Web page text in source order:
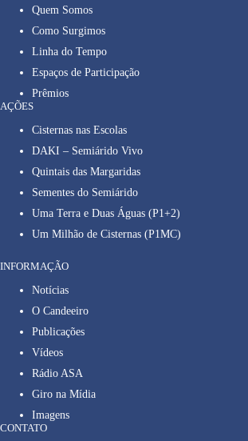
Quem Somos
Como Surgimos
Linha do Tempo
Espaços de Participação
Prêmios
AÇÕES
Cisternas nas Escolas
DAKI – Semiárido Vivo
Quintais das Margaridas
Sementes do Semiárido
Uma Terra e Duas Águas (P1+2)
Um Milhão de Cisternas (P1MC)
INFORMAÇÃO
Notícias
O Candeeiro
Publicações
Vídeos
Rádio ASA
Giro na Mídia
Imagens
CONTATO